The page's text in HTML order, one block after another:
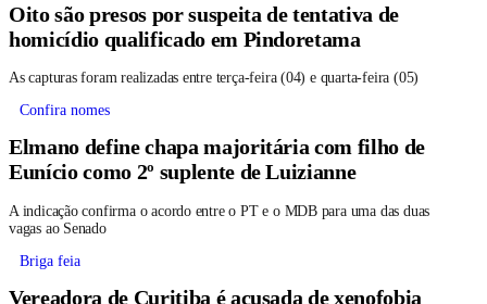
Oito são presos por suspeita de tentativa de
homicídio qualificado em Pindoretama
As capturas foram realizadas entre terça-feira (04) e quarta-feira (05)
Confira nomes
Elmano define chapa majoritária com filho de
Eunício como 2º suplente de Luizianne
A indicação confirma o acordo entre o PT e o MDB para uma das duas
vagas ao Senado
Briga feia
Vereadora de Curitiba é acusada de xenofobia